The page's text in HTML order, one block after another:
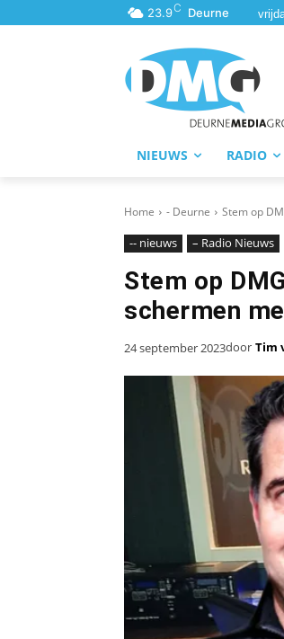
23.9C Deurne
NIEUWS RADIO
Home - Deurne Stem op
-- nieuws – Radio Nieuws
Stem op
schermen
24 september 2023door Tim